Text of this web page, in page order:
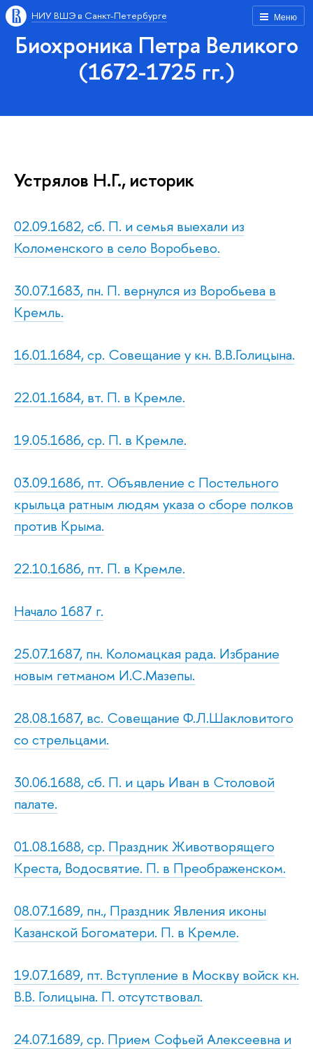
Меню
НИУ ВШЭ в Санкт-Петербурге
Биохроника Петра Великого
(1672-1725 гг.)
Устрялов Н.Г., историк
02.09.1682, сб. П. и семья выехали из
Коломенского в село Воробьево.
30.07.1683, пн. П. вернулся из Воробьева в
Кремль.
16.01.1684, ср. Совещание у кн. В.В.Голицына.
22.01.1684, вт. П. в Кремле.
19.05.1686, ср. П. в Кремле.
03.09.1686, пт. Объявление с Постельного
крыльца ратным людям указа о сборе полков
против Крыма.
22.10.1686, пт. П. в Кремле.
Начало 1687 г.
25.07.1687, пн. Коломацкая рада. Избрание
новым гетманом И.С.Мазепы.
28.08.1687, вс. Совещание Ф.Л.Шакловитого
со стрельцами.
30.06.1688, сб. П. и царь Иван в Столовой
палате.
01.08.1688, ср. Праздник Животворящего
Креста, Водосвятие. П. в Преображенском.
08.07.1689, пн., Праздник Явления иконы
Казанской Богоматери. П. в Кремле.
19.07.1689, пт. Вступление в Москву войск кн.
В.В. Голицына. П. отсутствовал.
24.07.1689, ср. Прием Софьей Алексеевна и